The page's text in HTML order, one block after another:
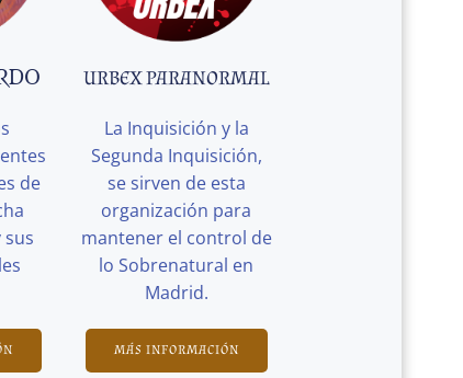
de
sus
URBEX PARANORMAL
La Inquisición y la
Segunda Inquisición,
se sirven de esta
organización para
mantener el control de
lo Sobrenatural en
Madrid.
MÁS INFORMACIÓN